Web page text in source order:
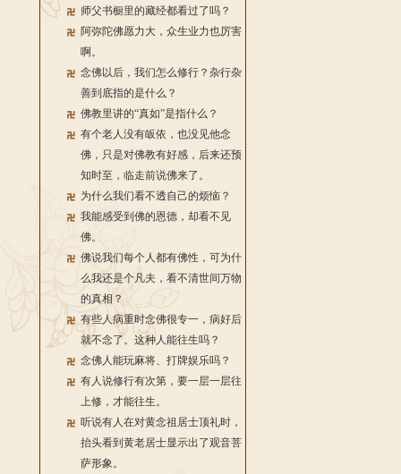
师父书橱里的藏经都看过了吗？
阿弥陀佛愿力大，众生业力也厉害
啊。
念佛以后，我们怎么修行？杂行杂
善到底指的是什么？
佛教里讲的“真如”是指什么？
有个老人没有皈依，也没见他念
佛，只是对佛教有好感，后来还预
知时至，临走前说佛来了。
为什么我们看不透自己的烦恼？
我能感受到佛的恩德，却看不见
佛。
佛说我们每个人都有佛性，可为什
么我还是个凡夫，看不清世间万物
的真相？
有些人病重时念佛很专一，病好后
就不念了。这种人能往生吗？
念佛人能玩麻将、打牌娱乐吗？
有人说修行有次第，要一层一层往
上修，才能往生。
听说有人在对黄念祖居士顶礼时，
抬头看到黄老居士显示出了观音菩
萨形象。